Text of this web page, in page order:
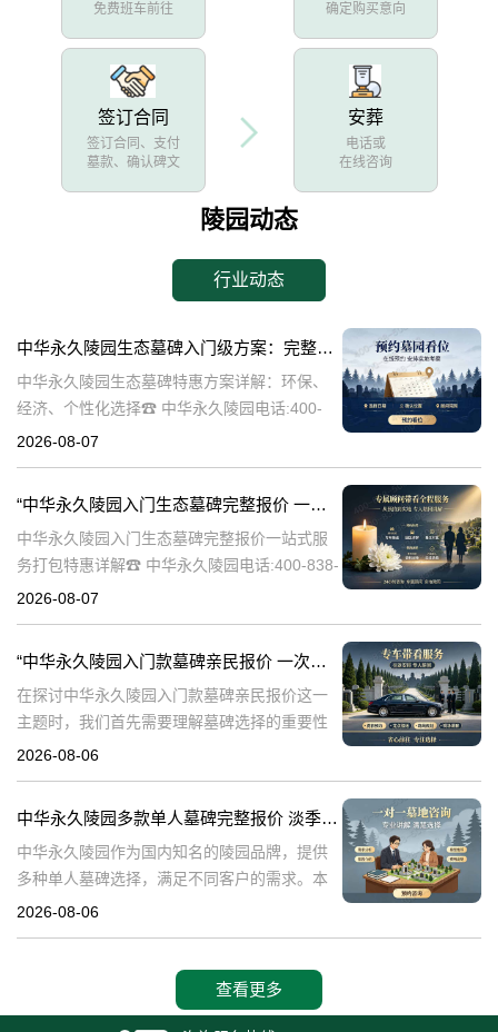
免费班车前往
确定购买意向
签订合同
签订合同、支付
墓款、确认碑文
安葬
电话或
在线咨询
陵园动态
行业动态
中华永久陵园生态墓碑入门级方案：完整报价与一站式服务打包特惠解析
中华永久陵园生态墓碑特惠方案详解：环保、
经济、个性化选择☎ 中华永久陵园电话:400-
838-5063随着人们对身后事的关注度提升，选
2026-08-07
“中华永久陵园入门生态墓碑完整报价 一站式服务打包特惠详解”
中华永久陵园入门生态墓碑完整报价一站式服
务打包特惠详解☎ 中华永久陵园电话:400-838-
5063中华永久陵园作为国内知名的陵园之一，
2026-08-07
“中华永久陵园入门款墓碑亲民报价 一次性付清享折上折：超值优惠与便捷选择的完美结合”
在探讨中华永久陵园入门款墓碑亲民报价这一
主题时，我们首先需要理解墓碑选择的重要性
及其对逝者与生者的影响。墓碑不仅是对逝者
2026-08-06
中华永久陵园多款单人墓碑完整报价 淡季下单直降数千元详解
中华永久陵园作为国内知名的陵园品牌，提供
多种单人墓碑选择，满足不同客户的需求。本
文将详细介绍中华永久陵园多款单人墓碑的完
2026-08-06
查看更多